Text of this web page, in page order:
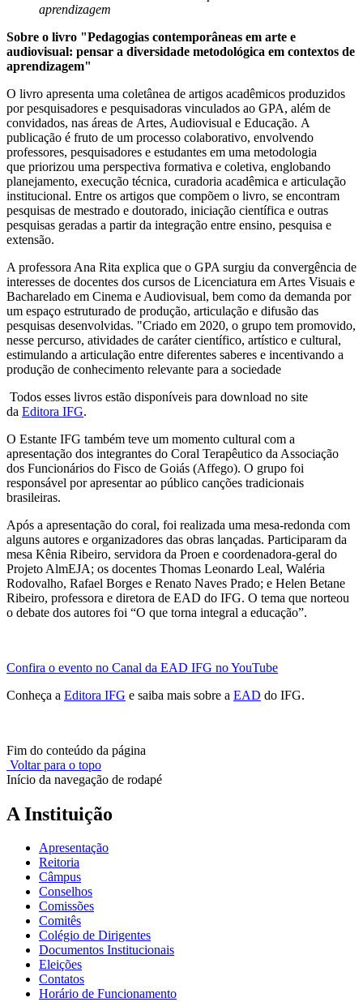
aprendizagem
Sobre o livro "Pedagogias contemporâneas em arte e
audiovisual: pensar a diversidade metodológica em contextos de
aprendizagem"
O livro apresenta uma coletânea de artigos acadêmicos produzidos
por pesquisadores e pesquisadoras vinculados ao GPA, além de
convidados, nas áreas de Artes, Audiovisual e Educação. A
publicação é fruto de um processo colaborativo, envolvendo
professores, pesquisadores e estudantes em uma metodologia
que priorizou uma perspectiva formativa e coletiva, englobando
planejamento, execução técnica, curadoria acadêmica e articulação
institucional. Entre os artigos que compõem o livro, se encontram
pesquisas de mestrado e doutorado, iniciação científica e outras
pesquisas geradas a partir da integração entre ensino, pesquisa e
extensão.
A professora Ana Rita explica que o GPA surgiu da convergência de
interesses de docentes dos cursos de Licenciatura em Artes Visuais e
Bacharelado em Cinema e Audiovisual, bem como da demanda por
um espaço estruturado de produção, articulação e difusão das
pesquisas desenvolvidas. "Criado em 2020, o grupo tem promovido,
nesse percurso, atividades de caráter científico, artístico e cultural,
estimulando a articulação entre diferentes saberes e incentivando a
produção de conhecimento relevante para a sociedade
Todos esses livros estão disponíveis para download no site
da Editora IFG.
O Estante IFG também teve um momento cultural com a
apresentação dos integrantes do Coral Terapêutico da Associação
dos Funcionários do Fisco de Goiás (Affego). O grupo foi
responsável por apresentar ao público canções tradicionais
brasileiras.
Após a apresentação do coral, foi realizada uma mesa-redonda com
alguns autores e organizadores das obras lançadas. Participaram da
mesa Kênia Ribeiro, servidora da Proen e coordenadora-geral do
Projeto AlmEJA; os docentes Thomas Leonardo Leal, Waléria
Rodovalho, Rafael Borges e Renato Naves Prado; e Helen Betane
Ribeiro, professora e diretora de EAD do IFG. O tema que norteou
o debate dos autores foi “O que torna integral a educação”.
Confira o evento no Canal da EAD IFG no YouTube
Conheça a Editora IFG e saiba mais sobre a EAD do IFG.
Fim do conteúdo da página
Voltar para o topo
Início da navegação de rodapé
A Instituição
Apresentação
Reitoria
Câmpus
Conselhos
Comissões
Comitês
Colégio de Dirigentes
Documentos Institucionais
Eleições
Contatos
Horário de Funcionamento